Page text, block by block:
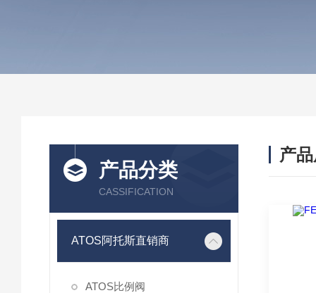
产品分类
CASSIFICATION
ATOS阿托斯直销商
ATOS比例阀
产